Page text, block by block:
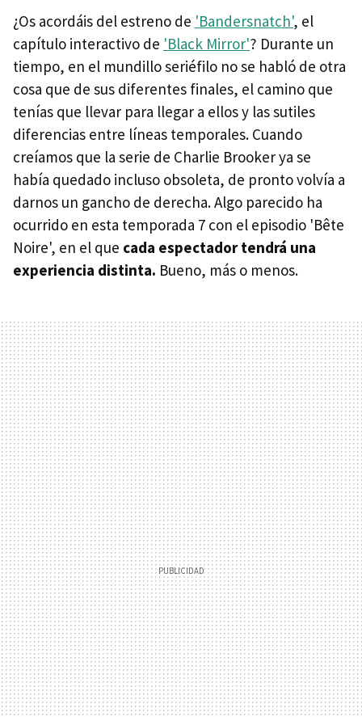
¿Os acordáis del estreno de 'Bandersnatch', el
capítulo interactivo de 'Black Mirror'? Durante un
tiempo, en el mundillo seriéfilo no se habló de otra
cosa que de sus diferentes finales, el camino que
tenías que llevar para llegar a ellos y las sutiles
diferencias entre líneas temporales. Cuando
creíamos que la serie de Charlie Brooker ya se
había quedado incluso obsoleta, de pronto volvía a
darnos un gancho de derecha. Algo parecido ha
ocurrido en esta temporada 7 con el episodio 'Bête
Noire', en el que cada espectador tendrá una
experiencia distinta. Bueno, más o menos.